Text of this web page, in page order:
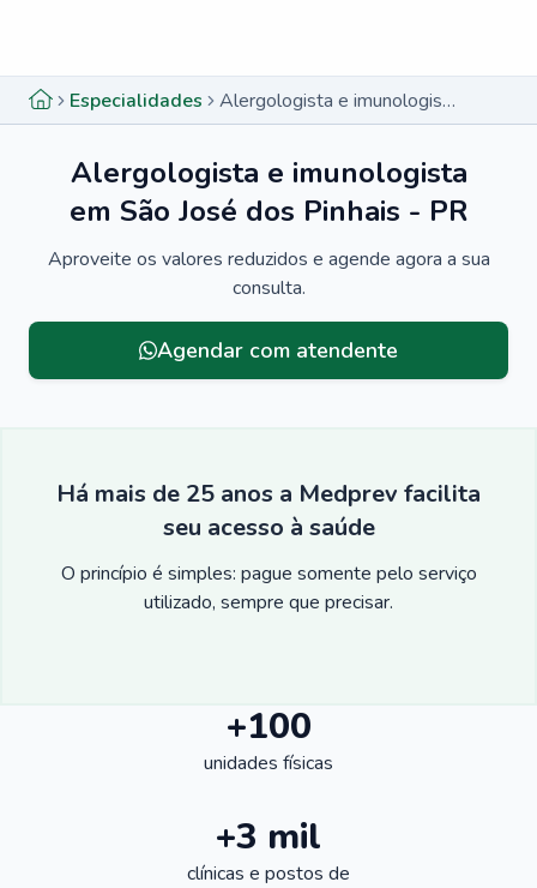
Especialidades Alergologista e imunologista em São José dos Pinhais - PR
Alergologista e imunologista
em São José dos Pinhais - PR
Aproveite os valores reduzidos e agende agora a sua
consulta.
Agendar com atendente
Há mais de 25 anos a Medprev facilita
seu acesso à saúde
O princípio é simples: pague somente pelo serviço
utilizado, sempre que precisar.
+100
unidades físicas
+3 mil
clínicas e postos de